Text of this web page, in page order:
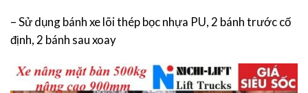
– Sử dụng bánh xe lõi thép bọc nhựa PU, 2 bánh trước cố
định, 2 bánh sau xoay